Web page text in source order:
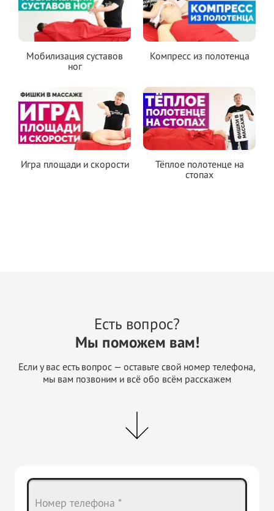
Мобилизация суставов
ног
Компресс из полотенца
Игра площади и скорости
Тёплое полотенце на
стопах
Есть вопрос?
Мы поможем вам!
Если у вас есть вопрос — оставьте свой номер телефона,
мы вам позвоним и всё обо всём расскажем
Номер телефона *